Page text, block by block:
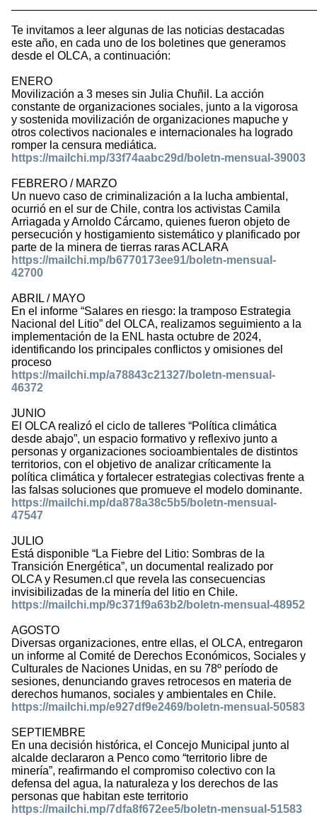
Te invitamos a leer algunas de las noticias destacadas
este año, en cada uno de los boletines que generamos
desde el OLCA, a continuación:
ENERO
Movilización a 3 meses sin Julia Chuñil. La acción
constante de organizaciones sociales, junto a la vigorosa
y sostenida movilización de organizaciones mapuche y
otros colectivos nacionales e internacionales ha logrado
romper la censura mediática.
https://mailchi.mp/33f74aabc29d/boletn-mensual-39003
FEBRERO / MARZO
Un nuevo caso de criminalización a la lucha ambiental,
ocurrió en el sur de Chile, contra los activistas Camila
Arriagada y Arnoldo Cárcamo, quienes fueron objeto de
persecución y hostigamiento sistemático y planificado por
parte de la minera de tierras raras ACLARA
https://mailchi.mp/b6770173ee91/boletn-mensual-
42700
ABRIL / MAYO
En el informe “Salares en riesgo: la tramposo Estrategia
Nacional del Litio” del OLCA, realizamos seguimiento a la
implementación de la ENL hasta octubre de 2024,
identificando los principales conflictos y omisiones del
proceso
https://mailchi.mp/a78843c21327/boletn-mensual-
46372
JUNIO
El OLCA realizó el ciclo de talleres “Política climática
desde abajo”, un espacio formativo y reflexivo junto a
personas y organizaciones socioambientales de distintos
territorios, con el objetivo de analizar críticamente la
política climática y fortalecer estrategias colectivas frente a
las falsas soluciones que promueve el modelo dominante.
https://mailchi.mp/da878a38c5b5/boletn-mensual-
47547
JULIO
Está disponible “La Fiebre del Litio: Sombras de la
Transición Energética”, un documental realizado por
OLCA y Resumen.cl que revela las consecuencias
invisibilizadas de la minería del litio en Chile.
https://mailchi.mp/9c371f9a63b2/boletn-mensual-48952
AGOSTO
Diversas organizaciones, entre ellas, el OLCA, entregaron
un informe al Comité de Derechos Económicos, Sociales y
Culturales de Naciones Unidas, en su 78º período de
sesiones, denunciando graves retrocesos en materia de
derechos humanos, sociales y ambientales en Chile.
https://mailchi.mp/e927df9e2469/boletn-mensual-50583
SEPTIEMBRE
En una decisión histórica, el Concejo Municipal junto al
alcalde declararon a Penco como “territorio libre de
minería”, reafirmando el compromiso colectivo con la
defensa del agua, la naturaleza y los derechos de las
personas que habitan este territorio
https://mailchi.mp/7dfa8f672ee5/boletn-mensual-51583